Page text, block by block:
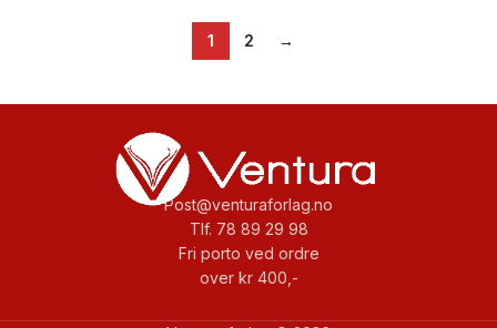
1 2 →
Post@venturaforlag.no
Tlf. 78 89 29 98
Fri porto ved ordre
over kr 400,-